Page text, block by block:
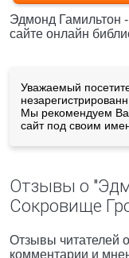
Эдмонд Гамильтон
сайте онлайн
Уважаемый
Мы рекомендуем
сайт под своим
Отзывы о
Сокровище
Отзывы читателей
комментарии и